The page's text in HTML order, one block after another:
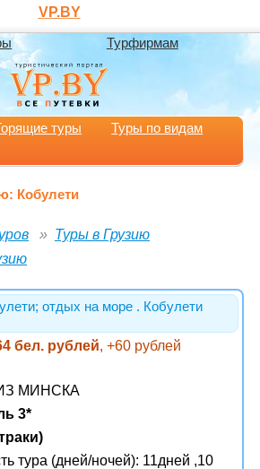
VP.BY
Турфирмам
туры
Туры по видам
Кобулети
Туры в Грузию
отдых на море . Кобулети
бел. рублей, +60 рублей
МИНСКА
3*
тура (дней/ночей): 11дней ,10